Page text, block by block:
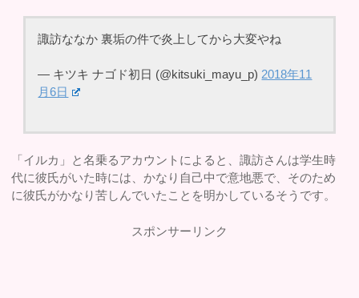
諏訪ななか 裏垢の件で炎上してから大変やね
— キツキ ナゴド初日 (@kitsuki_mayu_p)2018年11
月6日
「イルカ」と名乗るアカウントによると、諏訪さんは学生時
代に彼氏がいた時には、かなり自己中で意地悪で、そのため
に彼氏がかなり苦しんでいたことを明かしているそうです。
スポンサーリンク